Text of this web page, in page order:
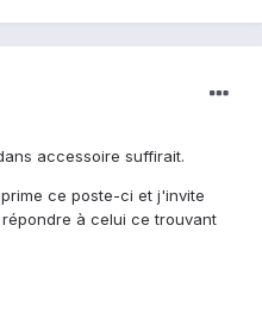
accessoire suffirait.
ce poste-ci et j'invite
à celui ce trouvant